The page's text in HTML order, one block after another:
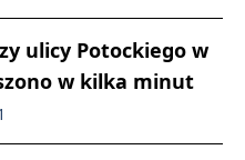
ulicy Potockiego w
w kilka minut